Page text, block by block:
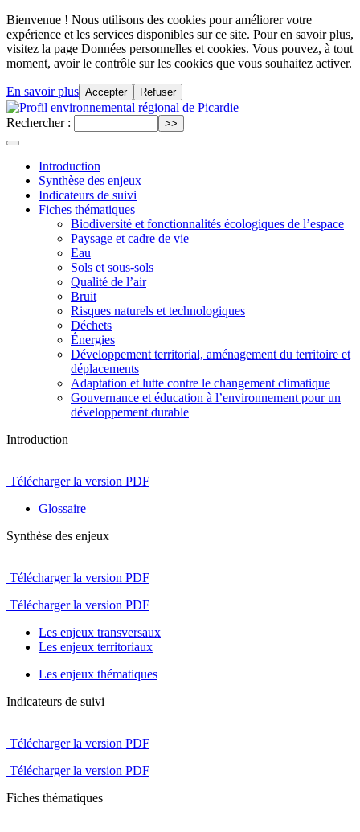
Bienvenue ! Nous utilisons des cookies pour améliorer votre
expérience et les services disponibles sur ce site. Pour en savoir plus,
visitez la page Données personnelles et cookies. Vous pouvez, à tout
moment, avoir le contrôle sur les cookies que vous souhaitez activer.
En savoir plus Accepter Refuser
Rechercher :
Introduction
Synthèse des enjeux
Indicateurs de suivi
Fiches thématiques
Biodiversité et fonctionnalités écologiques de l’espace
Paysage et cadre de vie
Eau
Sols et sous-sols
Qualité de l’air
Bruit
Risques naturels et technologiques
Déchets
Énergies
Développement territorial, aménagement du territoire et
déplacements
Adaptation et lutte contre le changement climatique
Gouvernance et éducation à l’environnement pour un
développement durable
Introduction
Télécharger la version PDF
Glossaire
Synthèse des enjeux
Télécharger la version PDF
Télécharger la version PDF
Les enjeux transversaux
Les enjeux territoriaux
Les enjeux thématiques
Indicateurs de suivi
Télécharger la version PDF
Télécharger la version PDF
Fiches thématiques